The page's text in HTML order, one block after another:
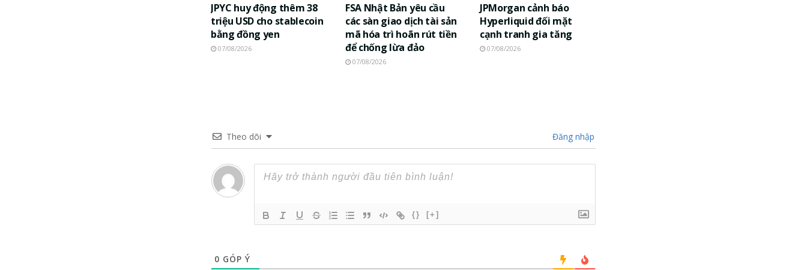
JPYC huy động thêm 38
triệu USD cho stablecoin
bằng đồng yen
07/08/2026
FSA Nhật Bản yêu cầu
các sàn giao dịch tài sản
mã hóa trì hoãn rút tiền
để chống lừa đảo
07/08/2026
JPMorgan cảnh báo
Hyperliquid đối mặt
cạnh tranh gia tăng
07/08/2026
Theo dõi Đăng nhập
{} [+]
0 GÓP Ý